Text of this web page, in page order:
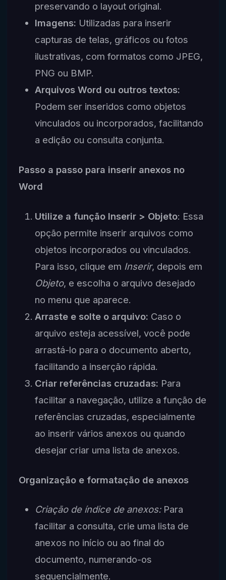
preservando o layout original.
Imagens: Utilizadas para inserir
capturas de telas, gráficos ou fotos
ilustrativas, com formatos como JPEG,
PNG ou BMP.
Arquivos Word ou outros textos:
Podem ser inseridos como objetos
vinculados ou incorporados, facilitando
a edição ou consulta conjunta.
Passo a passo para inserir anexos no
Word
Utilize a função Inserir > Objeto: Essa
opção permite inserir arquivos como
objetos incorporados ou vinculados.
Para isso, clique em Inserir, depois em
Objeto, e escolha o arquivo desejado
no menu que aparece.
Arraste e solte o arquivo: Caso o
arquivo esteja acessível, você pode
arrastá-lo para o documento aberto,
facilitando a inserção rápida.
Criar referências cruzadas: Para
facilitar a navegação, utilize a função de
referências cruzadas, especialmente
ao inserir vários anexos ou quando
desejar criar uma lista de anexos.
Organização e formatação de anexos
Criação de índice de anexos:Para
facilitar a consulta, crie uma lista de
anexos no início ou ao final do
documento, numerando-os
sequencialmente.